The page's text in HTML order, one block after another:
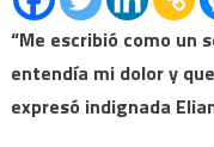
“Me escribió como un
entendía mi dolor y
expresó indignada